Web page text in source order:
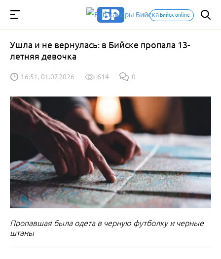
Бийск-online
Ушла и не вернулась: в Бийске пропала 13-
летняя девочка
16:51, 01.07.2026 614 0
Пропавшая была одета в черную футболку и черные
штаны